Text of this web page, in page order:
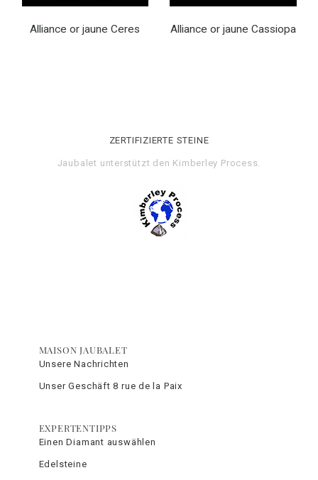
Alliance or jaune Ceres Alliance or jaune Cassiopa
ZERTIFIZIERTE STEINE
Jaubalet unterstützt den Kimberley Process.
MAISON JAUBALET
Unsere Nachrichten
Unser Geschäft 8 rue de la Paix
EXPERTENTIPPS
Einen Diamant auswählen
Edelsteine